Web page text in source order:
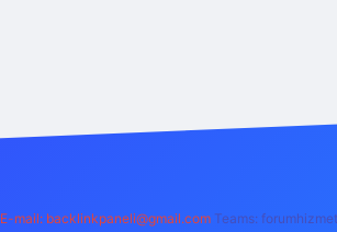
E-mail: backlinkpaneli@gmail.com Teams: